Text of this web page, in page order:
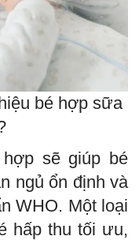
bé hợp sữa
sẽ giúp bé
ngủ ổn định và
WHO. Một loại
hấp thu tối ưu,